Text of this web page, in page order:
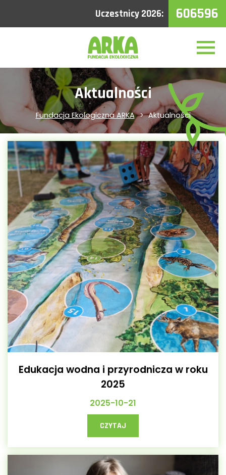
Uczestnicy 2026: 606596
Aktualności
Fundacja Ekologiczna ARKA Aktualności
Edukacja wodna i przyrodnicza w roku
2025
2025-10-21
CZYTAJ